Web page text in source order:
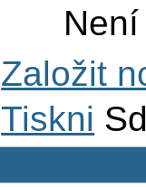
Založit
Tiskni